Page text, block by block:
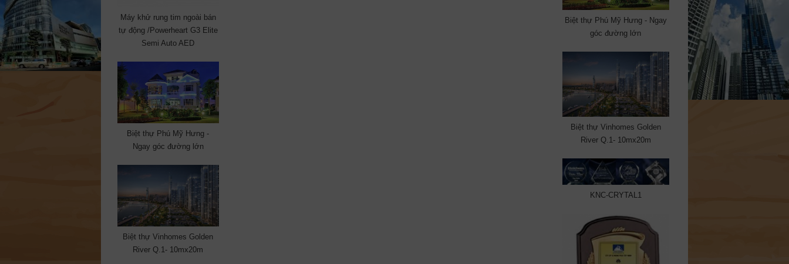
Biệt thự Phú Mỹ Hưng - Ngay
góc đường lớn
Biệt thự Vinhomes Golden
River Q.1- 10mx20m
KNC-CRYTAL1
Máy khử rung tim ngoài bán
tự động /Powerheart G3 Elite
Semi Auto AED
Biệt thự Phú Mỹ Hưng -
Ngay góc đường lớn
Biệt thự Vinhomes Golden
River Q.1- 10mx20m